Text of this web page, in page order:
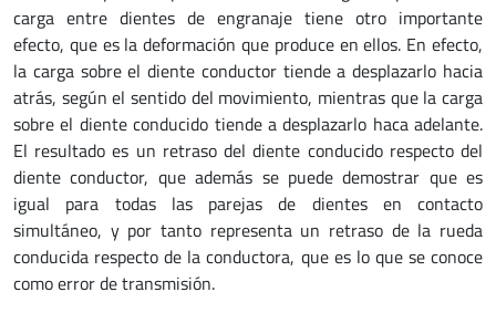
carga entre dientes de engranaje tiene otro importante
efecto, que es la deformación que produce en ellos. En efecto,
la carga sobre el diente conductor tiende a desplazarlo hacia
atrás, según el sentido del movimiento, mientras que la carga
sobre el diente conducido tiende a desplazarlo haca adelante.
El resultado es un retraso del diente conducido respecto del
diente conductor, que además se puede demostrar que es
igual para todas las parejas de dientes en contacto
simultáneo, y por tanto representa un retraso de la rueda
conducida respecto de la conductora, que es lo que se conoce
como error de transmisión.